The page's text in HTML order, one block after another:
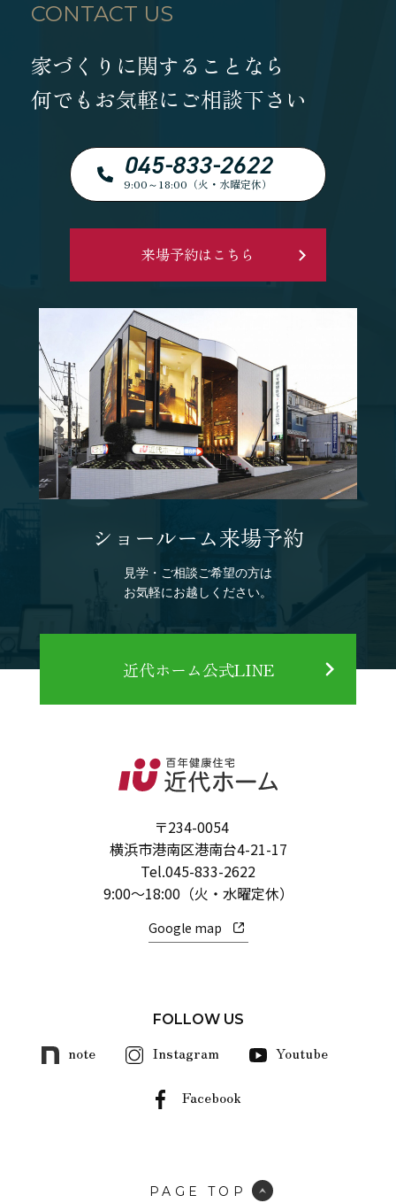
CONTACT US
家づくりに関することなら
何でもお気軽にご相談下さい
045-833-2622
9:00～18:00（火・水曜定休）
来場予約はこちら
ショールーム来場予約
見学・ご相談ご希望の方は
お気軽にお越しください。
近代ホーム公式LINE
〒234-0054
横浜市港南区港南台4-21-17
Tel.045-833-2622
9:00～18:00（火・水曜定休）
Google map
FOLLOW US
note Instagram Youtube
Facebook
PAGE TOP